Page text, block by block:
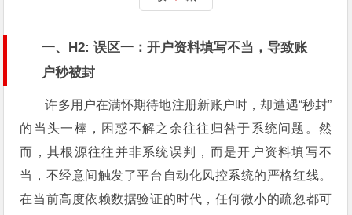
一、H2: 误区一：开户资料填写不当，导致账
户秒被封
许多用户在满怀期待地注册新账户时，却遭遇“秒封”
的当头一棒，困惑不解之余往往归咎于系统问题。然
而，其根源往往并非系统误判，而是开户资料填写不
当，不经意间触发了平台自动化风控系统的严格红线。
在当前高度依赖数据验证的时代，任何微小的疏忽都可